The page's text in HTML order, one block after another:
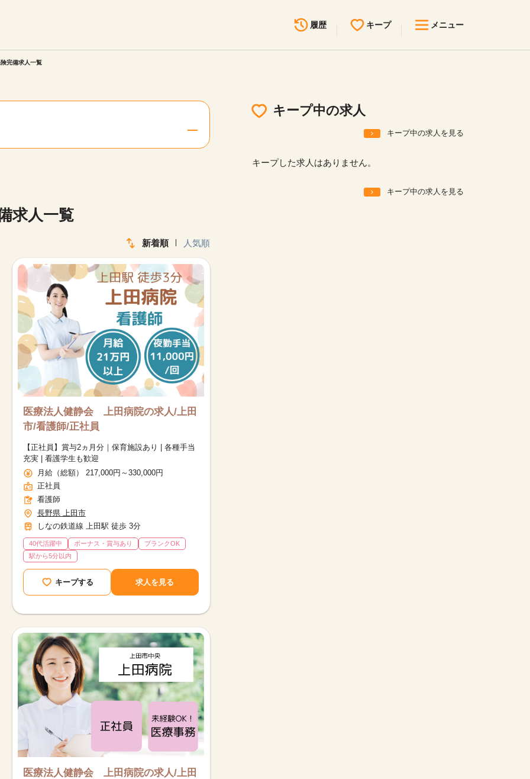
履歴 キープ メニュー
見学会・イベント情報
完備求人一覧
求人一覧
新着順 人気順
医療法人健静会 上田病院の求人/上田
市/看護師/正社員
【正社員】賞与2ヵ月分｜保育施設あり | 各種手当
充実 | 看護学生も歓迎
月給（総額） 217,000円～330,000円
正社員
看護師
長野県 上田市
しなの鉄道線 上田駅 徒歩 3分
40代活躍中 ボーナス・賞与あり
ブランクOK
駅から5分以内
キープする 求人を見る
医療法人健静会 上田病院の求人/上田
キープ中の求人
キープ中の求人を見る
キープした求人はありません。
キープ中の求人を見る